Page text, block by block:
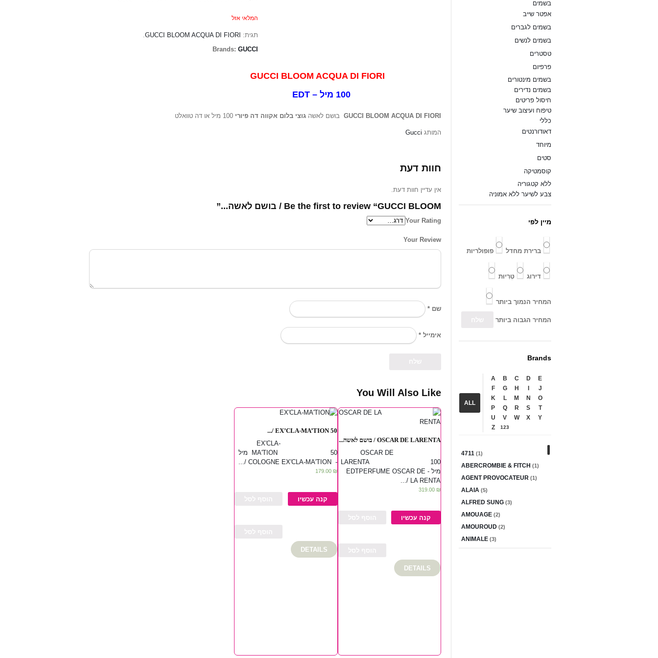
המלאי אזל
תגית: GUCCI BLOOM ACQUA DI FIORI
.
Brands:GUCCI
GUCCI BLOOM ACQUA DI FIORI בושם לאשה גוצי בלום אקווה דה פיורי
המותג Gucci
חוות דעת
אין עדיין חוות דעת.
Be the first to review “GUCCI BLOOM / בושם לאשה...”
Your Rating
Your Review
שם *
אימייל *
You Will Also Like
OSCAR DE LARENTA / בושם לאשה...
OSCAR DE
LARENTA 100
מיל - EDTPERFUME OSCAR DE
LA RENTA /...
319.00 ₪
קנה עכשיו
DETAILS
EX’CLA-MA’TION 50 /...
EX'CLA-
MA'TION 50 מיל
- COLOGNE EX'CLA-MA'TION /...
179.00 ₪
קנה עכשיו
DETAILS
בשמים
אפטר שייב
בשמים לגברים
בשמים לנשים
טסטרים
פרפיום
בשמים מינטורים
בשמים נדירים
חיסול פריטים
טיפוח ועיצוב שיער
כללי
דאודורנטים
מיוחד
סטים
קוסמטיקה
ללא קטגוריה
צבע לשיער ללא אמוניה
מיין לפי
ברירת מחדל פופולריות
דירוג טְרִיוּת
המחיר הנמוך ביותר
המחיר הגבוה ביותר
Brands
ALL
A B C D
E
F
G H
J
K
L M N
O
P
Q R S
T
U
V W X
Y
Z
123
4711 (1)
ABERCROMBIE & FITCH (1)
AGENT PROVOCATEUR (1)
ALAIA (5)
ALFRED SUNG (3)
AMOUAGE (2)
AMOUROUD (2)
ANIMALE (3)